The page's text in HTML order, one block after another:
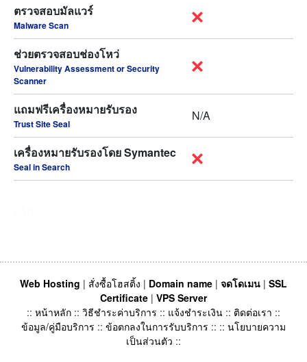
ตรวจสอบมัลแวร์
Malware Scan
ช่วยตรวจสอบช่องโหว่
Vulnerability Assessment or Security
Scanner
แถมฟรีเครื่องหมายรับรอง
Trust Site Seal
N/A
เครื่องหมายรับรองโดย Symantec
Seal in Search
Web Hosting | สั่งซื้อโฮสติ้ง | Domain name | จดโดเมน | SSL
Certificate | VPS Server
:: หน้าหลัก :: วิธีชำระค่าบริการ :: แจ้งชำระเงิน :: ติดต่อเรา ::
ข้อมูล/คู่มือบริการ :: ข้อตกลงในการรับบริการ :: :: นโยบายความ
เป็นส่วนตัว ::